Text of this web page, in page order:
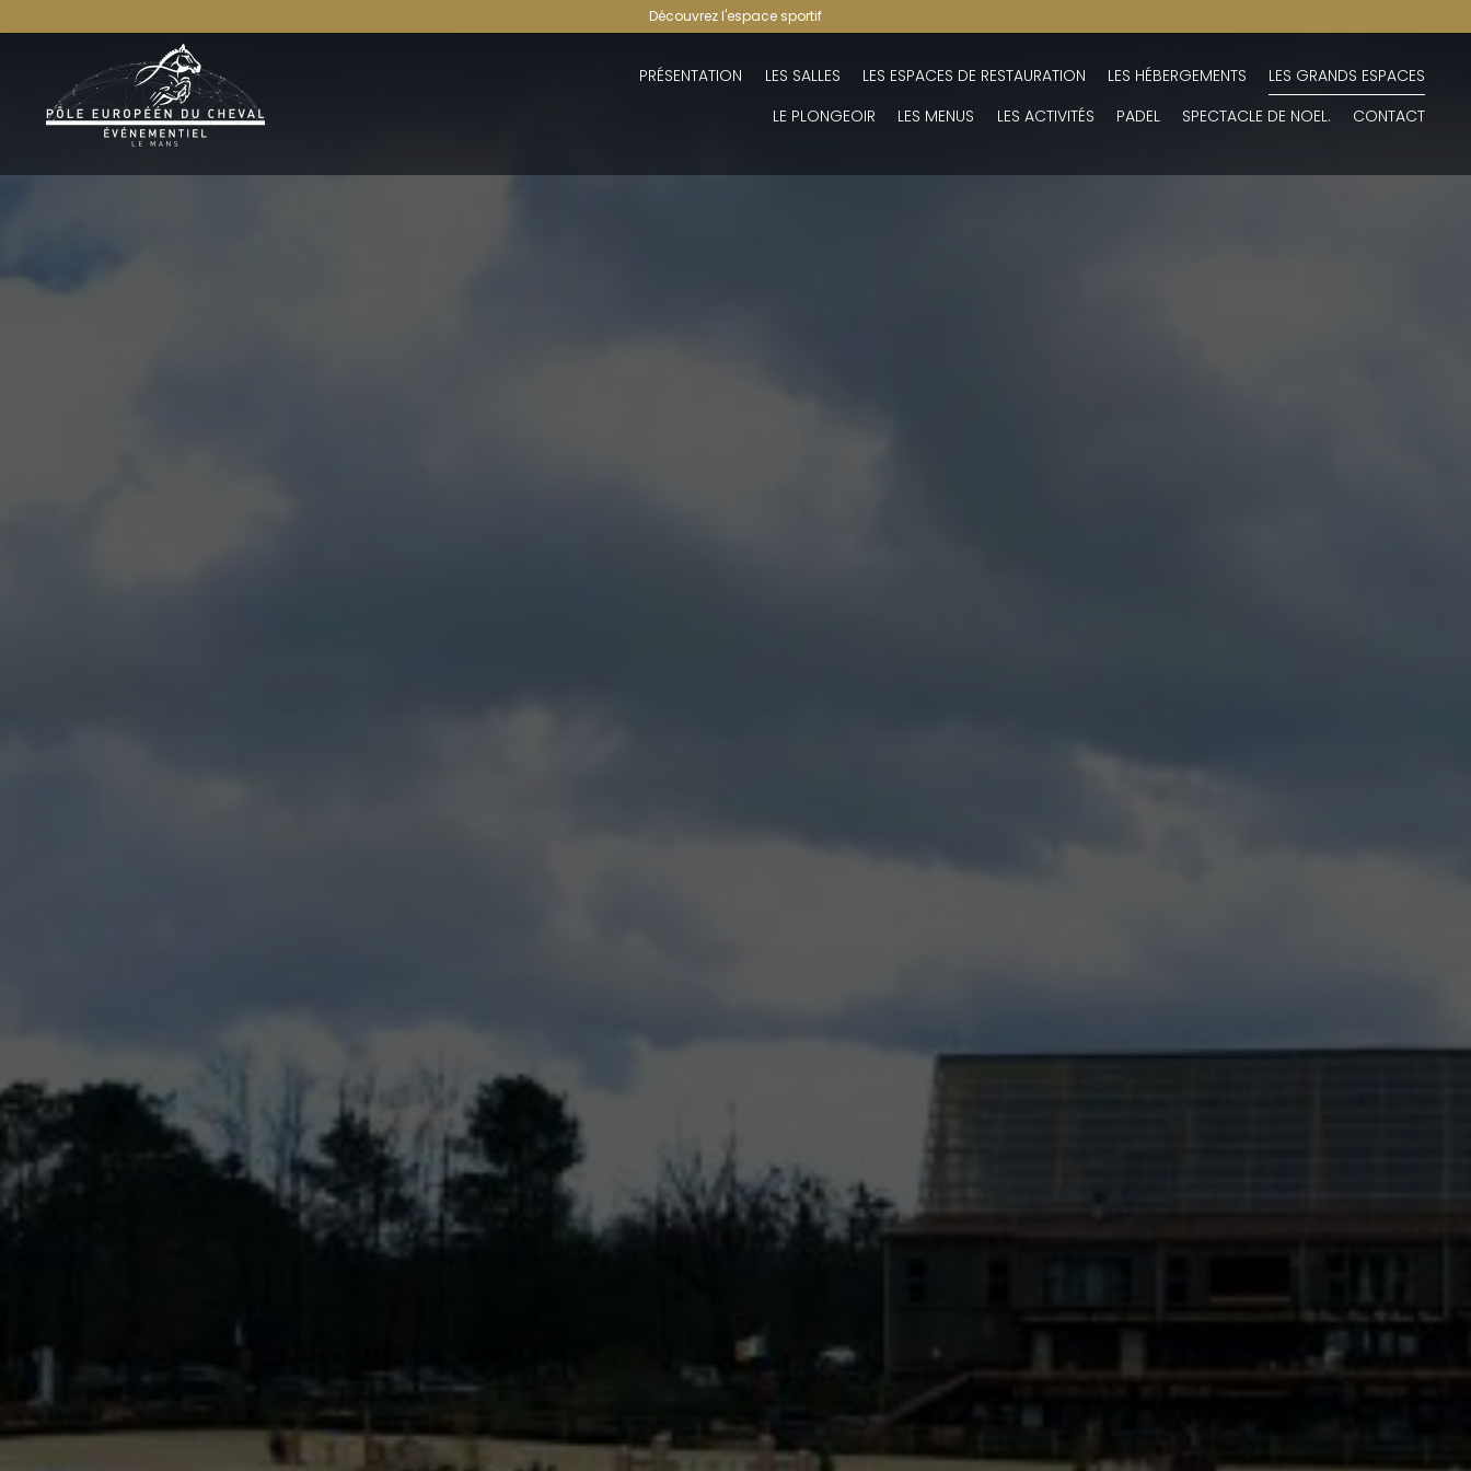
Découvrez l'espace sportif
PRÉSENTATION LES SALLES LES ESPACES DE RESTAURATION LES HÉBERGEMENTS
LES GRANDS ESPACES
LE PLONGEOIR
LES MENUS LES ACTIVITÉS PADEL SPECTACLE DE NOEL. CONTACT